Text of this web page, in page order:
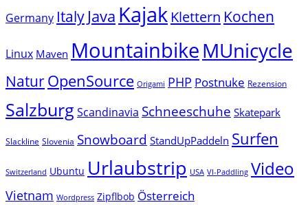
Germany Italy Java Kajak Klettern Kochen
Linux Maven MountainbikeMUnicycle
NaturOpenSource Origami PHP Postnuke Rezension
SalzburgScandinavia Schneeschuhe Skatepark
Slackline Slovenia Snowboard StandUpPaddeln Surfen
Switzerland Ubuntu Urlaubstrip USA VI-Paddling Video
Vietnam Wordpress Zipflbob Österreich